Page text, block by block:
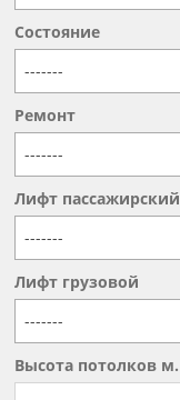
Состояние
-------
Ремонт
-------
Лифт пассажирский
-------
Лифт грузовой
-------
Высота потолков м.